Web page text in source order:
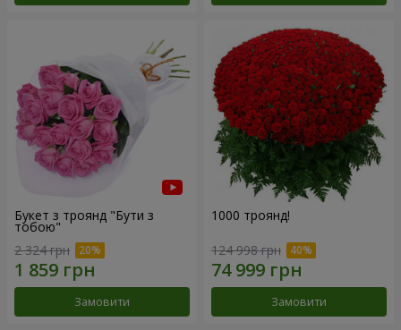
Букет з троянд "Бути з
тобою"
2 324 грн
Замовити
1000 троянд!
124 998 грн
Замовити